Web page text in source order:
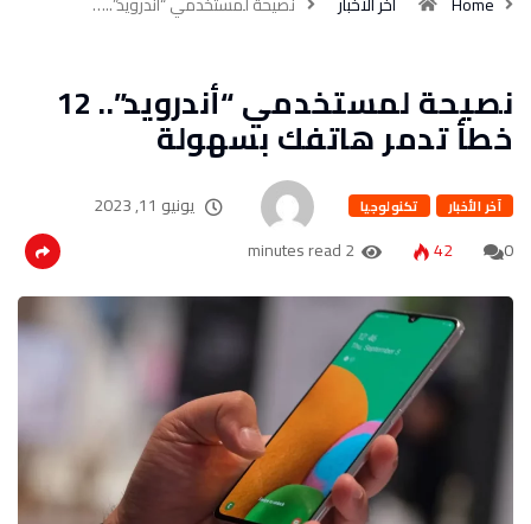
نصيحة لمستخدمي “أندرويد”.. 12
خطأ تدمر هاتفك بسهولة
آخر الأخبار تكنولوجيا
يونيو 11, 2023
0
42
2 minutes read